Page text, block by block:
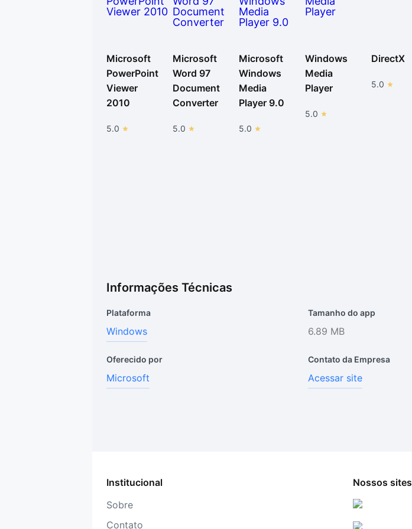
Microsoft
PowerPoint
Viewer
2010
5.0
Microsoft
Word 97
Document
Converter
5.0
Microsoft
Windows
Media
Player 9.0
5.0
Windows
Media
Player
5.0
DirectX
5.0
Informações Técnicas
Plataforma
Windows
Tamanho do app
6.89 MB
Oferecido por
Microsoft
Contato da Empresa
Acessar site
Institucional
Sobre
Contato
Nossos sites